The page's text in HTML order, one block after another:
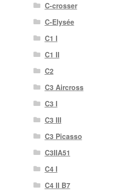
C-crosser
C-Elysée
C1 I
C1 II
C2
C3 Aircross
C3 I
C3 III
C3 Picasso
C3IIA51
C4 I
C4 II B7